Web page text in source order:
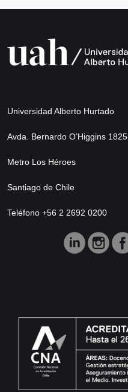
Universidad Alberto Hurtado
Avda. Bernardo O’Higgins 1825
Metro Los Héroes
Santiago de Chile
Teléfono +56 2 2692 0200